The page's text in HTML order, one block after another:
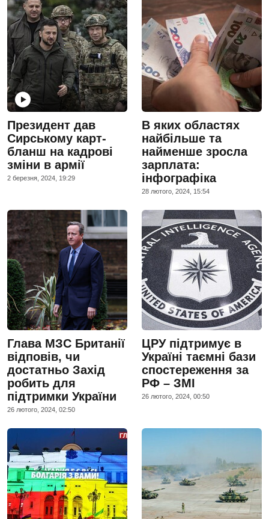
Президент дав
Сирському карт-
бланш на кадрові
зміни в армії
2 березня, 2024, 19:29
В яких областях
найбільше та
найменше зросла
зарплата:
інфографіка
28 лютого, 2024, 15:54
Глава МЗС Британії
відповів, чи
достатньо Захід
робить для
підтримки України
26 лютого, 2024, 02:50
ЦРУ підтримує в
Україні таємні бази
спостереження за
РФ – ЗМІ
26 лютого, 2024, 00:50